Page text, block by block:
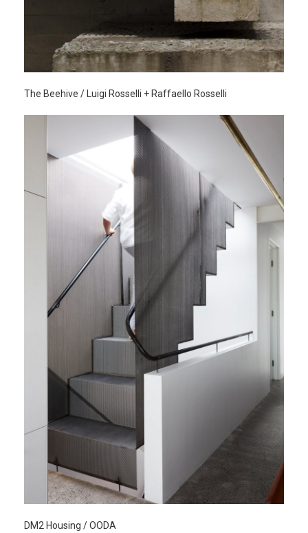
The Beehive / Luigi Rosselli + Raffaello Rosselli
DM2 Housing / OODA